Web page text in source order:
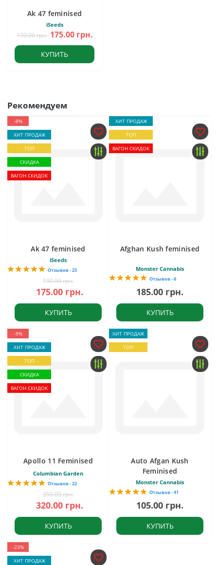
Ak 47 feminised
iSeeds
190.00 грн. 175.00 грн.
КУПИТЬ
Рекомендуем
-8%
ХИТ ПРОДАЖ
ТОП
СКИДКА
ВАГОН СКИДОК
Ak 47 feminised
iSeeds
Отзывов - 23
190.00 грн.
175.00 грн.
КУПИТЬ
ХИТ ПРОДАЖ
ТОП
ВАГОН СКИДОК
Afghan Kush feminised
Monster Cannabis
Отзывов - 6
185.00 грн.
КУПИТЬ
-9%
ХИТ ПРОДАЖ
ТОП
СКИДКА
ВАГОН СКИДОК
Apollo 11 Feminised
Columbian Garden
Отзывов - 22
350.00 грн.
320.00 грн.
КУПИТЬ
ХИТ ПРОДАЖ
ТОП
Auto Afgan Kush
Feminised
Monster Cannabis
Отзывов - 41
105.00 грн.
КУПИТЬ
-23%
ХИТ ПРОДАЖ